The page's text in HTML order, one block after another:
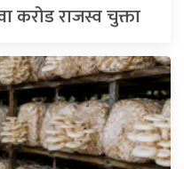
करोड राजस्व चुक्ता